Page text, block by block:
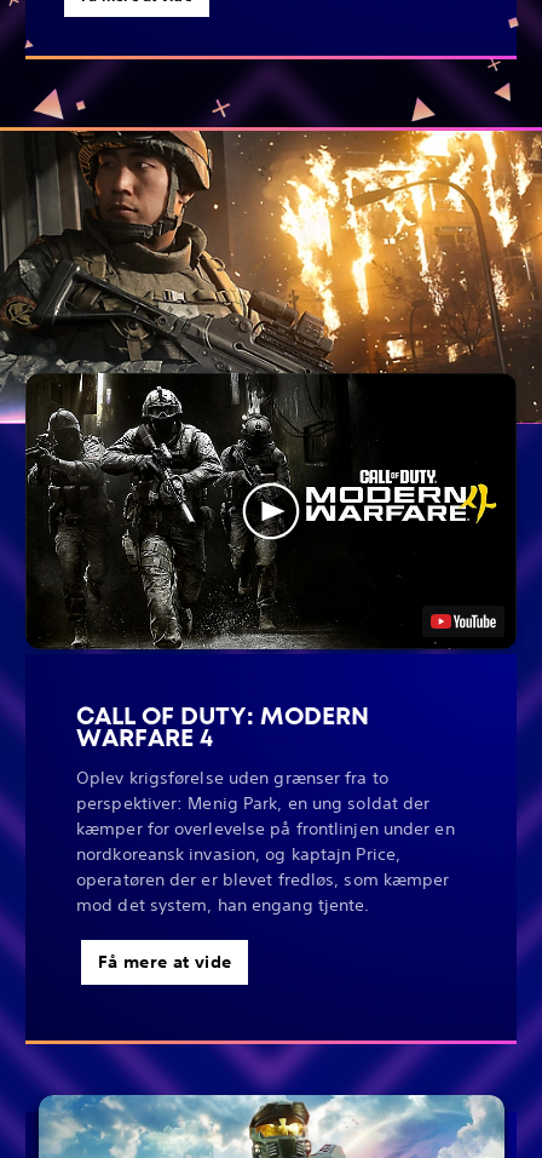
CALL OF DUTY: MODERN
WARFARE 4
Oplev krigsførelse uden grænser fra to
perspektiver: Menig Park, en ung soldat der
kæmper for overlevelse på frontlinjen under en
nordkoreansk invasion, og kaptajn Price,
operatøren der er blevet fredløs, som kæmper
mod det system, han engang tjente.
Få mere at vide